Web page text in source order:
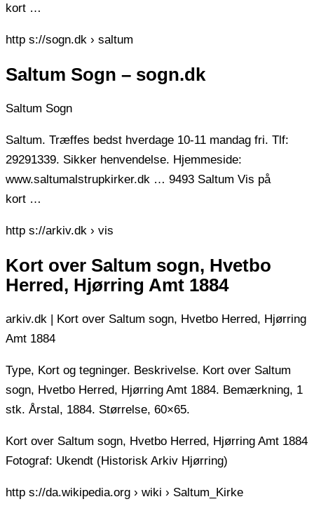
kort …
http s://sogn.dk › saltum
Saltum Sogn – sogn.dk
Saltum Sogn
Saltum. Træffes bedst hverdage 10-11 mandag fri. Tlf:
29291339. Sikker henvendelse. Hjemmeside:
www.saltumalstrupkirker.dk … 9493 Saltum Vis på
kort …
http s://arkiv.dk › vis
Kort over Saltum sogn, Hvetbo
Herred, Hjørring Amt 1884
arkiv.dk | Kort over Saltum sogn, Hvetbo Herred, Hjørring
Amt 1884
Type, Kort og tegninger. Beskrivelse. Kort over Saltum
sogn, Hvetbo Herred, Hjørring Amt 1884. Bemærkning, 1
stk. Årstal, 1884. Størrelse, 60×65.
Kort over Saltum sogn, Hvetbo Herred, Hjørring Amt 1884
Fotograf: Ukendt (Historisk Arkiv Hjørring)
http s://da.wikipedia.org › wiki › Saltum_Kirke